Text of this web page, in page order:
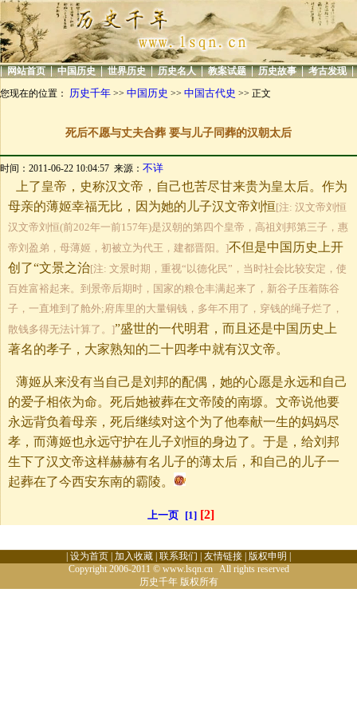
| 网站首页 | 中国历史 | 世界历史 | 历史名人 | 教案试题 | 历史故事 | 考古发现 |
您现在的位置： 历史千年 >> 中国历史 >> 中国古代史 >> 正文
死后不愿与丈夫合葬 要与儿子同葬的汉朝太后
时间：2011-06-22 10:04:57 来源： 不详
上了皇帝，史称汉文帝，自己也苦尽甘来贵为皇太后。作为
母亲的薄姬幸福无比，因为她的儿子汉文帝刘恒[注: 汉文帝刘恒
汉文帝刘恒(前202年一前157年)是汉朝的第四个皇帝，高祖刘邦第三子，惠
帝刘盈弟，母薄姬，初被立为代王，建都晋阳。]不但是中国历史上开
创了“文景之治[注: 文景时期，重视“以德化民”，当时社会比较安定，使
百姓富裕起来。到景帝后期时，国家的粮仓丰满起来了，新谷子压着陈谷
子，一直堆到了舱外;府库里的大量铜钱，多年不用了，穿钱的绳子烂了，
散钱多得无法计算了。]”盛世的一代明君，而且还是中国历史上
著名的孝子，大家熟知的二十四孝中就有汉文帝。
薄姬从来没有当自己是刘邦的配偶，她的心愿是永远和自己
的爱子相依为命。死后她被葬在文帝陵的南塬。文帝说他要
永远背负着母亲，死后继续对这个为了他奉献一生的妈妈尽
孝，而薄姬也永远守护在儿子刘恒的身边了。于是，给刘邦
生下了汉文帝这样赫赫有名儿子的薄太后，和自己的儿子一
起葬在了今西安东南的霸陵。
上一页 [1] [2]
设为首页 加入收藏 联系我们 友情链接 版权申明
Copyright 2006-2011 © www.lsqn.cn All rights reserved
历史千年版权所有